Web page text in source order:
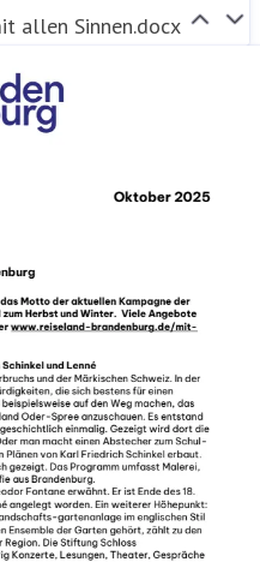
allen Sinnen.docx